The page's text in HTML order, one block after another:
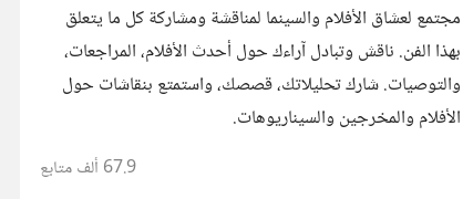
مجتمع لعشاق الأفلام والسينما لمناقشة ومشاركة كل ما يتعلق
بهذا الفن. ناقش وتبادل آراءك حول أحدث الأفلام، المراجعات،
والتوصيات. شارك تحليلاتك، قصصك، واستمتع بنقاشات حول
الأفلام والمخرجين والسيناريوهات.
67.9 ألف متابع